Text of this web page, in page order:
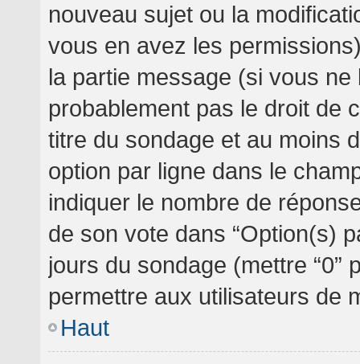
nouveau sujet ou la
vous en avez les
la partie message (si vous ne
probablement pas le droit de
titre du sondage et au moins
option par ligne dans le
indiquer le nombre de
de son vote dans “Option(s)
jours du sondage (mettre “0”
permettre aux utilisateurs de
Haut